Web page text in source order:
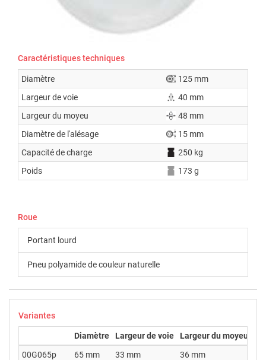
Caractéristiques techniques
Diamètre
125 mm
Largeur de voie
40 mm
Largeur du moyeu
48 mm
Diamètre de l'alésage
15 mm
Capacité de charge
250 kg
Poids
173 g
Roue
Portant lourd
Pneu polyamide de couleur naturelle
Variantes
Diamètre Largeur de voie Largeur du moyeu
00G065p
65 mm 33 mm 36 mm